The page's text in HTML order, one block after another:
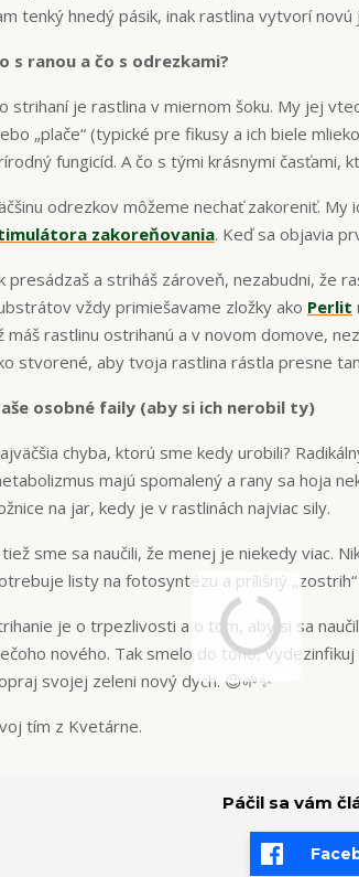
tenký hnedý pásik, inak rastlina vytvorí
s ranou a čo s odrezkami?
strihaní je rastlina v miernom šoku. My jej
„plače“ (typické pre fikusy a ich biele
fungicíd. A čo s tými krásnymi časťami,
odrezkov môžeme nechať zakoreniť. My
zakoreňovania. Keď sa objavia
presádzaš a striháš zároveň, nezabudni, že
vždy primiešavame zložky ako Perlit
máš rastlinu ostrihanú a v novom domove,
stvorené, aby tvoja rastlina rástla presne
osobné faily (aby si ich nerobil ty)
chyba, ktorú sme kedy urobili?
majú spomalený a rany sa hoja
na jar, kedy je v rastlinách najviac sily.
sme sa naučili, že menej je niekedy viac.
listy na fotosyntézu a prílišný
je o trpezlivosti a o tom, aby si sa
nového. Tak smelo do toho,
svojej zeleni nový dych. 😉🌱✨
tím z Kvetárne.
Páčil sa vám